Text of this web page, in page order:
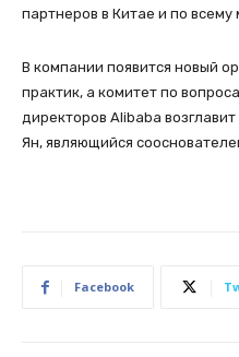
партнеров в Китае и по
В компании появится новый
практик, а комитет по
директоров Alibaba
Ян, являющийся
Facebook